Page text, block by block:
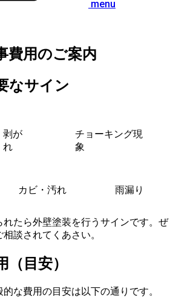
menu
費用のご案内
なサイン
剥が
れ
チョーキング現
象
カビ・汚れ 雨漏り
れたら外壁塗装を行うサインです。ぜ
談されてくあさい。
目安）
な費用の目安は以下の通りです。